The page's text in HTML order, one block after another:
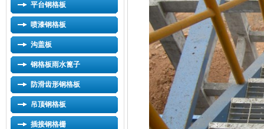
平台钢格板
喷漆钢格板
沟盖板
钢格板雨水篦子
防滑齿形钢格板
吊顶钢格板
插接钢格栅